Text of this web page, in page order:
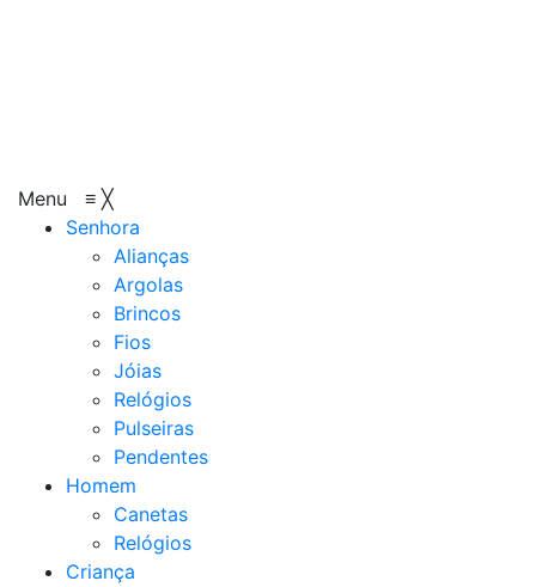
Menu ≡ ╳
Senhora
Alianças
Argolas
Brincos
Fios
Jóias
Relógios
Pulseiras
Pendentes
Homem
Canetas
Relógios
Criança